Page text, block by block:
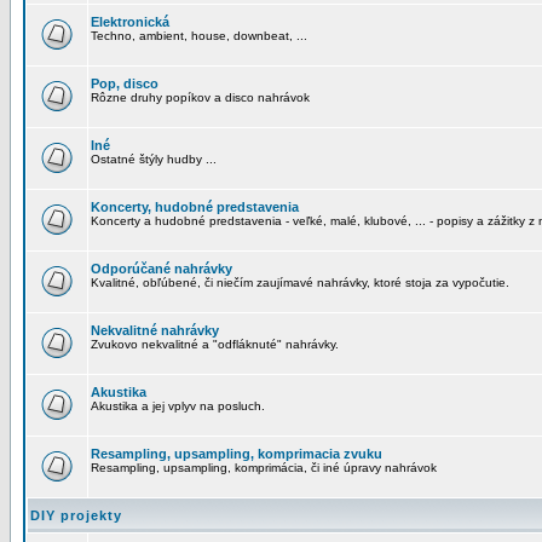
Elektronická
Techno, ambient, house, downbeat, ...
Pop, disco
Rôzne druhy popíkov a disco nahrávok
Iné
Ostatné štýly hudby ...
Koncerty, hudobné predstavenia
Koncerty a hudobné predstavenia - veľké, malé, klubové, ... - popisy a zážitky z
Odporúčané nahrávky
Kvalitné, obľúbené, či niečím zaujímavé nahrávky, ktoré stoja za vypočutie.
Nekvalitné nahrávky
Zvukovo nekvalitné a "odfláknuté" nahrávky.
Akustika
Akustika a jej vplyv na posluch.
Resampling, upsampling, komprimacia zvuku
Resampling, upsampling, komprimácia, či iné úpravy nahrávok
DIY projekty